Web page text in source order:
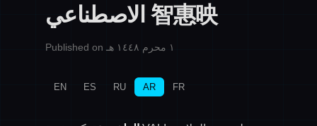
الاصطناعي 智惠映
Published on ١ محرم ١٤٤٨ هـ
EN ES RU AR FR